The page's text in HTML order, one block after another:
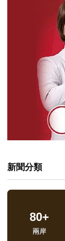
新聞分類
80+
兩岸